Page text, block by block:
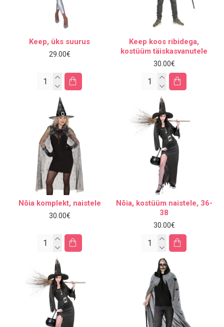
Keep, üks suurus
29.00€
Keep koos ribidega,
kostüüm täiskasvanutele
30.00€
Nõia komplekt, naistele
30.00€
Nõia, kostüüm naistele, 36-
38
30.00€